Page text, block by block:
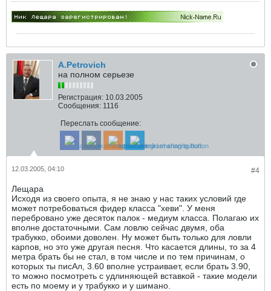
A.Petrovich
на полном серьезе
Регистрация: 10.03.2005
Сообщения: 1116
Переслать сообщение:
#4
12.03.2005, 04:10
Лещара
Исходя из своего опыта, я не знаю у нас таких условий где
может потребоваться фидер класса "хеви". У меня
перебровано уже десяток палок - медиум класса. Полагаю их
вполне достаточными. Сам ловлю сейчас двумя, оба
трабукко, обоими доволен. Ну может быть только для ловли
карпов, но это уже другая песня. Что касается длины, то за 4
метра брать бы не стал, в том числе и по тем причинам, о
которых ты писАл, 3.60 вполне устраивает, если брать 3.90,
то можно посмотреть с удлиняющей вставкой - такие модели
есть по моему и у трабукко и у шимано.